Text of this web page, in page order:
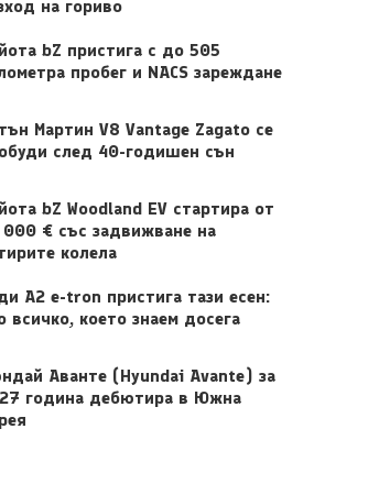
на гориво
bZ пристига с до 505
пробег и NACS зареждане
Мартин V8 Vantage Zagato се
след 40-годишен сън
bZ Woodland EV стартира от
000 € със задвижване на
колела
A2 e-tron пристига тази есен:
всичко, което знаем досега
Аванте (Hyundai Avante) за
година дебютира в Южна